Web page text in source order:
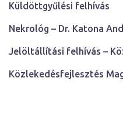
Küldöttgyűlési felhívás
Nekrológ – Dr. Katona
Jelöltállítási felhívás –
Közlekedésfejlesztés